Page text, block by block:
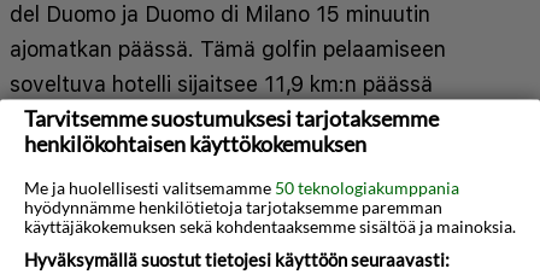
del Duomo ja Duomo di Milano 15 minuutin
ajomatkan päässä. Tämä golfin pelaamiseen
soveltuva hotelli sijaitsee 11,9 km:n päässä
kohteesta San Siron stadion ja 9,5 km:n päässä
kohteesta Teatro alla Scala. Kaikkien 123 huoneen
varusteluun kuuluu minibaari ja LCD-televisio.
Mukavuuksiin kuuluu digitaalikanavat sekä
ilmainen langaton internetyhteys. Huoneissa on
Tarvitsemme suostumuksesi tarjotaksemme
henkilökohtaisen käyttökokemuksen
Me ja huolellisesti valitsemamme 50 teknologiakumppania
hyödynnämme henkilötietoja tarjotaksemme paremman
käyttäjäkokemuksen sekä kohdentaaksemme sisältöä ja mainoksia.
Hyväksymällä suostut tietojesi käyttöön seuraavasti: